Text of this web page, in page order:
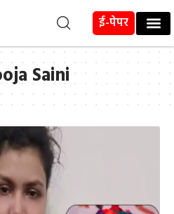
ई-पेपर
Saini